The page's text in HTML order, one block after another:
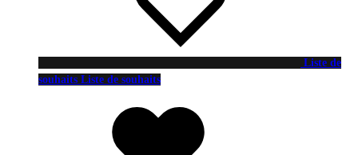
Liste de
souhaits Liste de souhaits